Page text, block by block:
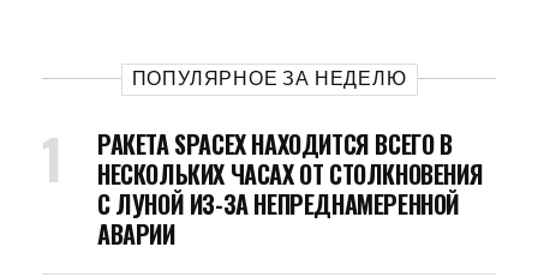
ПОПУЛЯРНОЕ ЗА НЕДЕЛЮ
РАКЕТА SPACEX НАХОДИТСЯ ВСЕГО В
НЕСКОЛЬКИХ ЧАСАХ ОТ СТОЛКНОВЕНИЯ
С ЛУНОЙ ИЗ-ЗА НЕПРЕДНАМЕРЕННОЙ
АВАРИИ